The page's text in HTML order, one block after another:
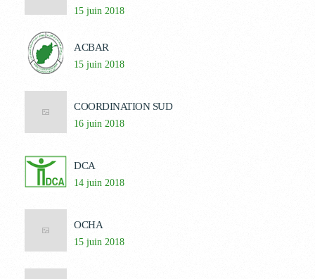
15 juin 2018
ACBAR
15 juin 2018
COORDINATION SUD
16 juin 2018
DCA
14 juin 2018
OCHA
15 juin 2018